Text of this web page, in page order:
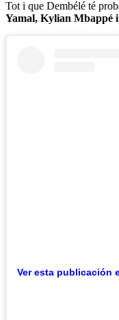
Tot i que Dembélé té
Yamal, Kylian Mbappé
Ver esta publicación